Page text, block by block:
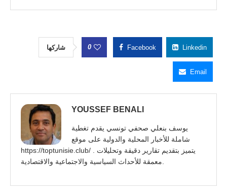
شاركها 0 Facebook Linkedin
Email
YOUSSEF BENALI
يوسف بنعلي صحفي تونسي يقدم تغطية
شاملة للأخبار المحلية والدولية على موقع
https://toptunisie.club/ . يتميز بتقديم تقارير دقيقة وتحليلات